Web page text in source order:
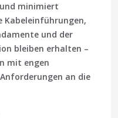
minimiert
Kabeleinführungen,
und der
bleiben erhalten –
mit engen
an die